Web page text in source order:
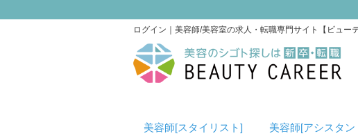
ログイン｜美容師/美容室の求人・転職専門サイト【ビュー
美容師[スタイリスト] 美容師[アシスタン